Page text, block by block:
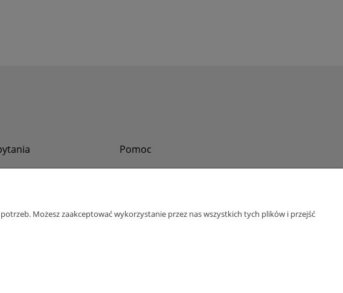
Pomoc
bok@abinvest.info
Możesz zaakceptować wykorzystanie przez nas wszystkich tych plików i przejść